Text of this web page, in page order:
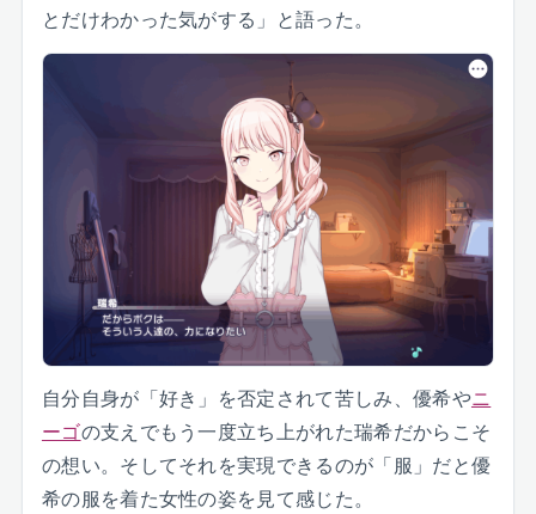
とだけわかった気がする」と語った。
自分自身が「好き」を否定されて苦しみ、優希やニ
ーゴの支えでもう一度立ち上がれた瑞希だからこそ
の想い。そしてそれを実現できるのが「服」だと優
希の服を着た女性の姿を見て感じた。